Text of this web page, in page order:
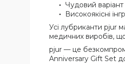
Чудовий
Високоякісні
Усі лубриканти pjur
медичних виробів,
pjur — це
Anniversary Gift Set